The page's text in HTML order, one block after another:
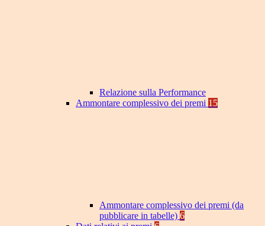
Relazione sulla Performance
Ammontare complessivo dei premi 15
Ammontare complessivo dei premi (da
pubblicare in tabelle) 6